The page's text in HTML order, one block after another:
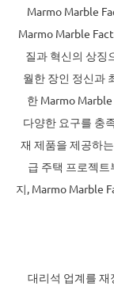
Marmo Marble
Marmo Marble
질과 혁신의 상징
월한 장인 정신과
한 Marmo
다양한 요구를 충
재 제품을 제공하
급 주택 프로젝
지, Marmo Marble
대리석 업계를